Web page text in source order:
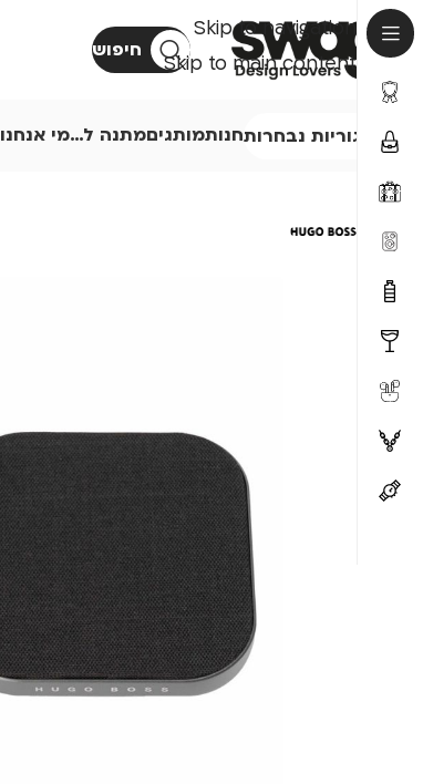
Skip to navigation
Skip to main content
חיפוש
קטגוריות נבחרותחנותמותגיםמתנה ל…מי אנחנו